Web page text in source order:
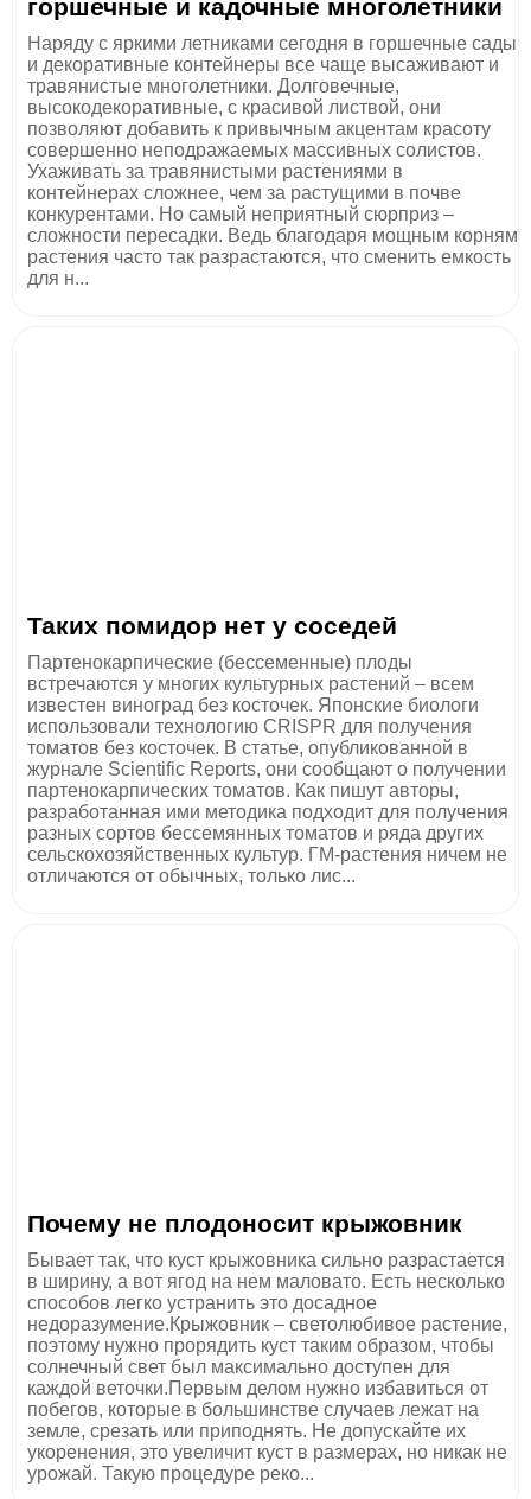
горшечные и кадочные многолетники
Наряду с яркими летниками сегодня в горшечные сады
и декоративные контейнеры все чаще высаживают и
травянистые многолетники. Долговечные,
высокодекоративные, с красивой листвой, они
позволяют добавить к привычным акцентам красоту
совершенно неподражаемых массивных солистов.
Ухаживать за травянистыми растениями в
контейнерах сложнее, чем за растущими в почве
конкурентами. Но самый неприятный сюрприз –
сложности пересадки. Ведь благодаря мощным корням
растения часто так разрастаются, что сменить емкость
для н...
Таких помидор нет у соседей
Партенокарпические (бессеменные) плоды
встречаются у многих культурных растений – всем
известен виноград без косточек. Японские биологи
использовали технологию CRISPR для получения
томатов без косточек. В статье, опубликованной в
журнале Scientific Reports, они сообщают о получении
партенокарпических томатов. Как пишут авторы,
разработанная ими методика подходит для получения
разных сортов бессемянных томатов и ряда других
сельскохозяйственных культур. ГМ-растения ничем не
отличаются от обычных, только лис...
Почему не плодоносит крыжовник
Бывает так, что куст крыжовника сильно разрастается
в ширину, а вот ягод на нем маловато. Есть несколько
способов легко устранить это досадное
недоразумение.Крыжовник – светолюбивое растение,
поэтому нужно прорядить куст таким образом, чтобы
солнечный свет был максимально доступен для
каждой веточки.Первым делом нужно избавиться от
побегов, которые в большинстве случаев лежат на
земле, срезать или приподнять. Не допускайте их
укоренения, это увеличит куст в размерах, но никак не
урожай. Такую процедуре реко...